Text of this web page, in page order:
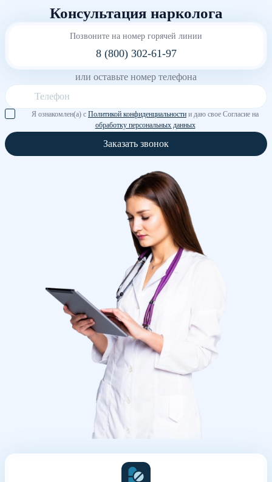
Консультация нарколога
Позвоните на номер горячей линии
8 (800) 302-61-97
или оставьте номер телефона
Я ознакомлен(а) с Политикой конфиденциальности и даю свое Согласие на
обработку персональных данных
Заказать звонок